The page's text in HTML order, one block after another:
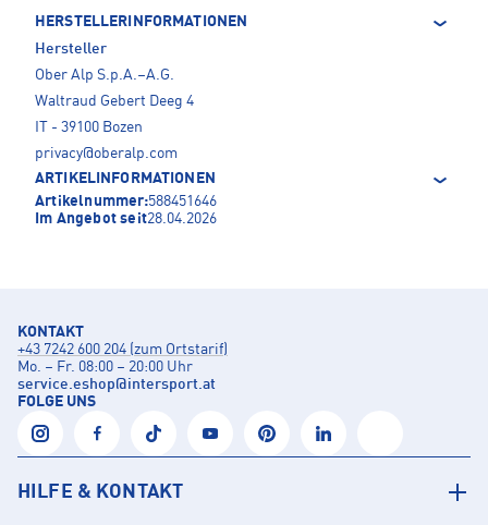
HERSTELLERINFORMATIONEN
Hersteller
Ober Alp S.p.A.–A.G.
Waltraud Gebert Deeg 4
IT - 39100 Bozen
privacy@oberalp.com
ARTIKELINFORMATIONEN
Artikelnummer:588451646
Im Angebot seit28.04.2026
KONTAKT
+43 7242 600 204 (zum Ortstarif)
Mo. – Fr. 08:00 – 20:00 Uhr
service.eshop@intersport.at
FOLGE UNS
HILFE & KONTAKT